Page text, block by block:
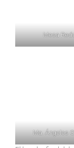
Mesa
Ma. Ángeles